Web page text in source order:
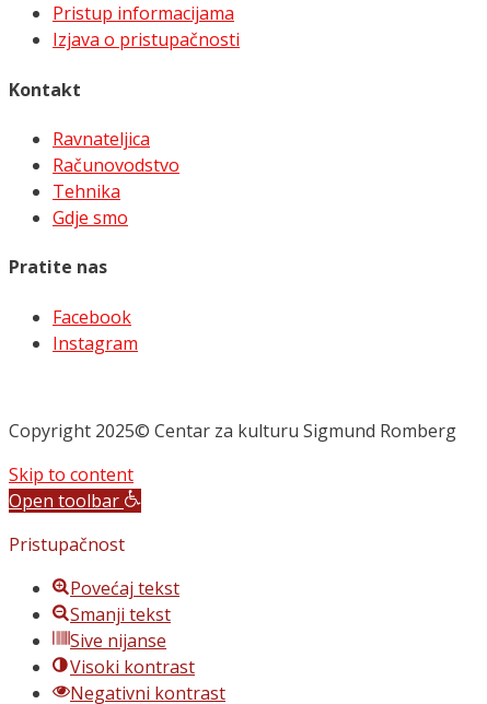
Pristup informacijama
Izjava o pristupačnosti
Kontakt
Ravnateljica
Računovodstvo
Tehnika
Gdje smo
Pratite nas
Facebook
Instagram
Copyright 2025© Centar za kulturu Sigmund Romberg
Skip to content
Open toolbar
Pristupačnost
Povećaj tekst
Smanji tekst
Sive nijanse
Visoki kontrast
Negativni kontrast